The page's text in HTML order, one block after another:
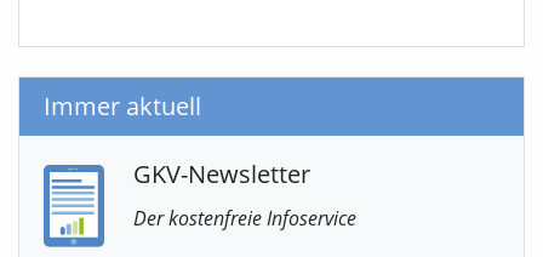
Immer aktuell
GKV-Newsletter
Der kostenfreie Infoservice